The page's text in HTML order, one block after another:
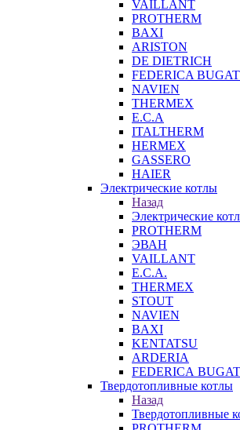
VAILLANT
PROTHERM
BAXI
ARISTON
DE DIETRICH
FEDERICA
NAVIEN
THERMEX
E.C.A
ITALTHERM
HERMEX
GASSERO
HAIER
Электрические котлы
Назад
Электрические
PROTHERM
ЭВАН
VAILLANT
E.C.A.
THERMEX
STOUT
NAVIEN
BAXI
KENTATSU
ARDERIA
FEDERICА
Твердотопливные котлы
Назад
Твердотопливные